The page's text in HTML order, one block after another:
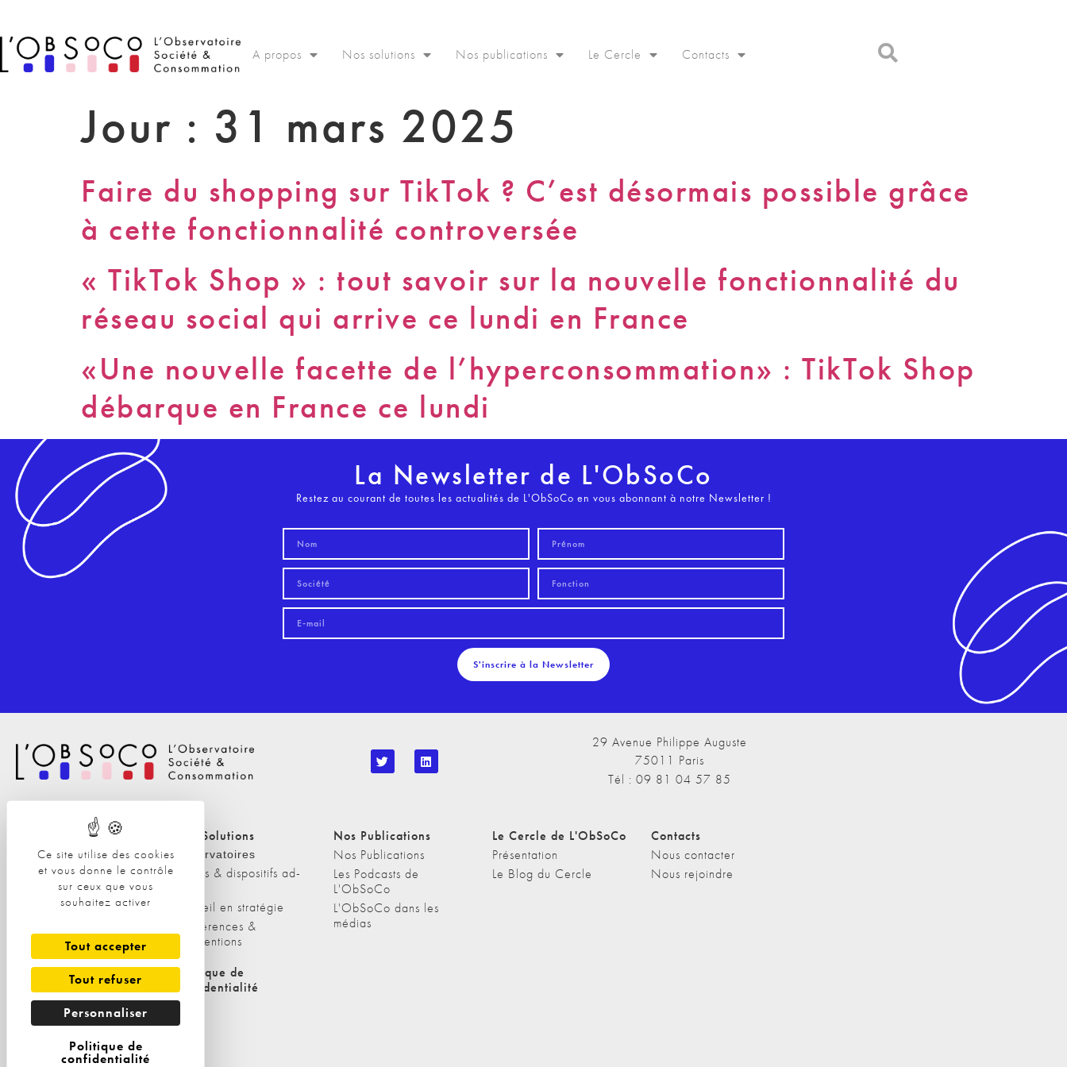
Ce site utilise des cookies
et vous donne le contrôle
sur ceux que vous
souhaitez activer
Tout accepter
Tout refuser
Personnaliser
Politique de
confidentialité
A propos Nos solutions Nos publications Le Cercle Contacts
Jour : 31 mars 2025
Faire du shopping sur TikTok ? C’est désormais possible grâce
à cette fonctionnalité controversée
« TikTok Shop » : tout savoir sur la nouvelle fonctionnalité du
réseau social qui arrive ce lundi en France
«Une nouvelle facette de l’hyperconsommation» : TikTok Shop
débarque en France ce lundi
La Newsletter de L'ObSoCo
Restez au courant de toutes les actualités de L'ObSoCo en vous abonnant à notre Newsletter !
S'inscrire à la Newsletter
29 Avenue Philippe Auguste
75011 Paris
Tél : 09 81 04 57 85
Nos Solutions
A propos
L'équipe
Nos clients
Nos Solutions
Observatoires
Etudes & dispositifs ad-
Conseil en stratégie
Conférences &
interventions
Nos Publications
Nos Publications
Les Podcasts de
L'ObSoCo
L'ObSoCo dans les
médias
Le Cercle de L'ObSoCo
Présentation
Le Blog du Cercle
Contacts
Nous contacter
Nous rejoindre
Politique de cookies
Politique de
confidentialité